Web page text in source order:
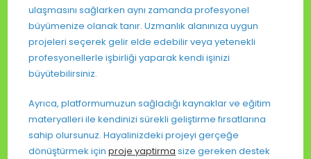
ulaşmasını sağlarken aynı zamanda profesyonel
büyümenize olanak tanır. Uzmanlık alanınıza uygun
projeleri seçerek gelir elde edebilir veya yetenekli
profesyonellerle işbirliği yaparak kendi işinizi
büyütebilirsiniz.
Ayrıca, platformumuzun sağladığı kaynaklar ve eğitim
materyalleri ile kendinizi sürekli geliştirme fırsatlarına
sahip olursunuz. Hayalinizdeki projeyi gerçeğe
dönüştürmek içinproje yaptirma size gereken destek